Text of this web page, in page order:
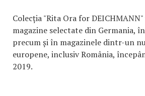
Colecția "Rita Ora for
magazine selectate din Germania,
precum și în magazinele dintr-un
europene, inclusiv România,
2019.